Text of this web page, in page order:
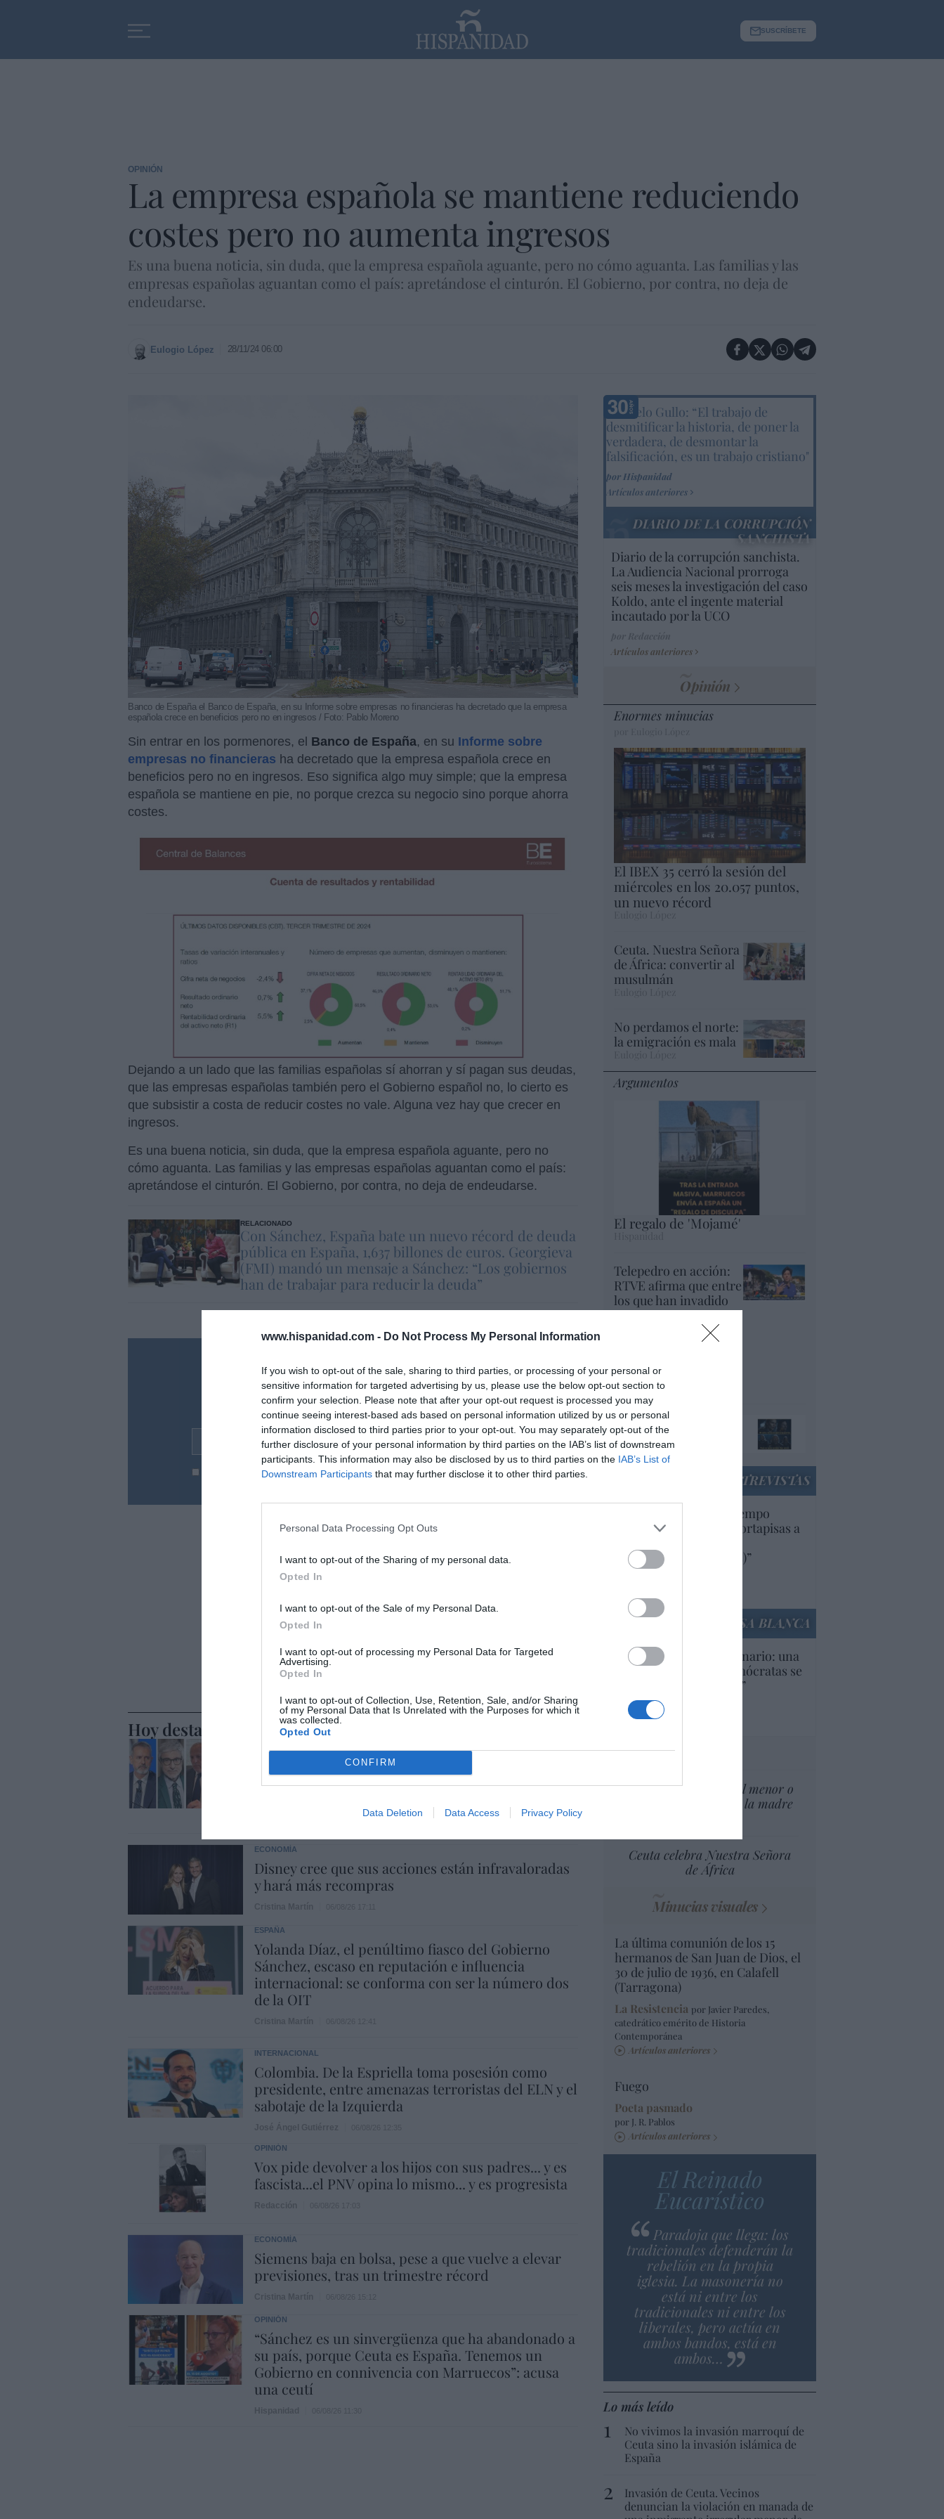
www.hispanidad.com - Do Not Process My Personal Information
If you wish to opt-out of the sale, sharing to third parties, or processing of your personal or
sensitive information for targeted advertising by us, please use the below opt-out section to
confirm your selection. Please note that after your opt-out request is processed you may
continue seeing interest-based ads based on personal information utilized by us or personal
information disclosed to third parties prior to your opt-out. You may separately opt-out of the
further disclosure of your personal information by third parties on the IAB’s list of downstream
participants. This information may also be disclosed by us to third parties on the IAB’s List of
Downstream Participants that may further disclose it to other third parties.
Personal Data Processing Opt Outs
I want to opt-out of the Sharing of my personal data.
Opted In
I want to opt-out of the Sale of my Personal Data.
Opted In
I want to opt-out of processing my Personal Data for Targeted
Advertising.
Opted In
I want to opt-out of Collection, Use, Retention, Sale, and/or Sharing
of my Personal Data that Is Unrelated with the Purposes for which it
was collected.
Opted Out
CONFIRM
Data Deletion Data Access Privacy Policy
SUSCRÍBETE
OPINIÓN
La empresa española se mantiene reduciendo
costes pero no aumenta ingresos
Es una buena noticia, sin duda, que la empresa española aguante, pero no cómo aguanta. Las familias y las
empresas españolas aguantan como el país: apretándose el cinturón. El Gobierno, por contra, no deja de
endeudarse.
Eulogio López 28/11/24 06:00
Banco de España el Banco de España, en su Informe sobre empresas no financieras ha decretado que la empresa
española crece en beneficios pero no en ingresos / Foto: Pablo Moreno
Sin entrar en los pormenores, el Banco de España, en su Informe sobre
empresas no financieras ha decretado que la empresa española crece en
beneficios pero no en ingresos. Eso significa algo muy simple; que la empresa
española se mantiene en pie, no porque crezca su negocio sino porque ahorra
costes.
Dejando a un lado que las familias españolas sí ahorran y sí pagan sus deudas,
que las empresas españolas también pero el Gobierno español no, lo cierto es
que subsistir a costa de reducir costes no vale. Alguna vez hay que crecer en
ingresos.
Es una buena noticia, sin duda, que la empresa española aguante, pero no
cómo aguanta. Las familias y las empresas españolas aguantan como el país:
apretándose el cinturón. El Gobierno, por contra, no deja de endeudarse.
RELACIONADO
Con Sánchez, España bate un nuevo récord de deuda
pública en España, 1,637 billones de euros. Georgieva
(FMI) mandó un mensaje a Sánchez: “Los gobiernos
han de trabajar para reducir la deuda”
¿Te ha interesado este artículo?
Suscríbete a nuestro newsletter y recibe cada dia
en tu correo lo más destacado de Hispanidad
Tu correo electrónico...
He leído y acepto lascondiciones legales
Hoy destacamos
Telefónica. Situación límite: bronca en Reino
Unido, el riesgo de deuda en el alero... y Enrique
06/08/26 16:47
ECONOMÍA
Disney cree que sus acciones están infravaloradas
y hará más recompras
ESPAÑA
Yolanda Díaz, el penúltimo fiasco del Gobierno
Sánchez, escaso en reputación e influencia
internacional: se conforma con ser la número dos
de la OIT
INTERNACIONAL
Colombia. De la Espriella toma posesión como
presidente, entre amenazas terroristas del ELN y el
sabotaje de la Izquierda
OPINIÓN
Vox pide devolver a los hijos con sus padres... y es
fascista...el PNV opina lo mismo... y es progresista
ECONOMÍA
Siemens baja en bolsa, pese a que vuelve a elevar
previsiones, tras un trimestre récord
OPINIÓN
“Sánchez es un sinvergüenza que ha abandonado a
su país, porque Ceuta es España. Tenemos un
Gobierno en connivencia con Marruecos”: acusa
una ceutí
Marcelo Gullo: “El trabajo de
desmitificar la historia, de poner la
verdadera, de desmontar la
falsificación, es un trabajo cristiano"
por Hispanidad
Artículos anteriores
DIARIO DE LA CORRUPCIÓN
SANCHISTA
Diario de la corrupción sanchista.
La Audiencia Nacional prorroga
seis meses la investigación del caso
Koldo, ante el ingente material
incautado por la UCO
Artículos anteriores
Opinión
Enormes minucias
El IBEX 35 cerró la sesión del
miércoles en los 20.057 puntos,
un nuevo récord
Ceuta. Nuestra Señora
de África: convertir al
musulmán
No perdamos el norte:
la emigración es mala
Argumentos
El regalo de 'Mojamé'
Telepedro en acción:
RTVE afirma que entre
los que han invadido
Ceuta, "muchos son
diplomados, que están
por la guerra"
Hispanidad
Cuando el orco llame a
tu puerta, ábresela
Redacción
ENTREVISTAS
“Europa lleva mucho tiempo
poniendo aranceles y cortapisas a
americanas (y europeas)”
LA CASA BLANCA
EEUU. Inquietante escenario: una
tercera parte de los demócratas se
define como “socialista”
por Ignacio Aguirre
Artículos anteriores
Cartas al director
¿El Superior interés el menor o
el superior interés de la madre
Ceuta celebra Nuestra Señora
de África
Minucias visuales
La última comunión de los 15
hermanos de San Juan de Dios, el
30 de julio de 1936, en Calafell
(Tarragona)
La Resistencia por Javier Paredes,
catedrático emérito de Historia
Contemporánea
Artículos anteriores
Fuego
Poeta pasmado
por J. R. Pablos
Artículos anteriores
El Reinado
Eucarístico
Paradoja que llega: los
tradicionales defenderán la
rebelión en la propia
iglesia. La masonería no
está ni entre los
tradicionales ni entre los
liberales, pero actúa en
ambos bandos, está en
ambos…
Lo más leído
No vivimos la invasión marroquí de
Ceuta sino la invasión islámica de
España
Invasión de Ceuta. Vecinos
denuncian la violación en manada de